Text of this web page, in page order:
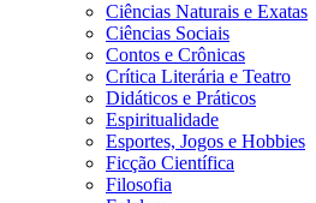
Ciências Naturais e Exatas
Ciências Sociais
Contos e Crônicas
Crítica Literária e Teatro
Didáticos e Práticos
Espiritualidade
Esportes, Jogos e Hobbies
Ficção Científica
Filosofia